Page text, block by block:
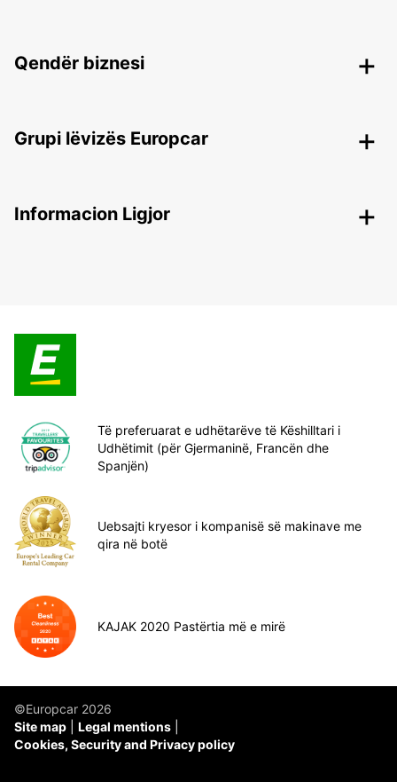
Qendër biznesi
Grupi lëvizës Europcar
Informacion Ligjor
Të preferuarat e udhëtarëve të Këshilltari i
Udhëtimit (për Gjermaninë, Francën dhe
Spanjën)
Uebsajti kryesor i kompanisë së makinave me
qira në botë
KAJAK 2020 Pastërtia më e mirë
©Europcar 2026
Site map
Legal mentions
Cookies, Security and Privacy policy